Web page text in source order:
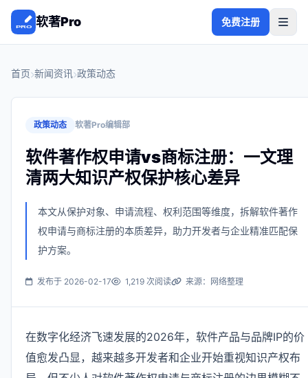
软著Pro 免费注册
首页 新闻资讯 政策动态
政策动态 软著Pro编辑部
软件著作权申请vs商标注册：一文理
清两大知识产权保护核心差异
本文从保护对象、申请流程、权利范围等维度，拆解软件著作
权申请与商标注册的本质差异，助力开发者与企业精准匹配保
护方案。
发布于 2026-02-17 1,219 次阅读 来源：网络整理
在数字化经济飞速发展的2026年，软件产品与品牌IP的价
值愈发凸显，越来越多开发者和企业开始重视知识产权布